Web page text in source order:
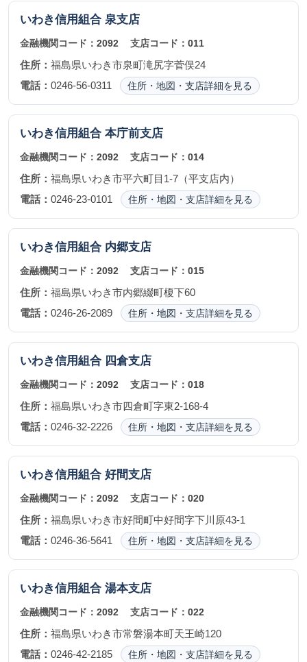
いわき信用組合 泉支店
金融機関コード： 2092 支店コード：011
住所： 福島県いわき市泉町滝尻字菅俣24
電話： 0246-56-0311 住所・地図・支店詳細を見る
いわき信用組合 本庁前支店
金融機関コード： 2092 支店コード：014
住所： 福島県いわき市平六町目1-7（平支店内）
電話： 0246-23-0101 住所・地図・支店詳細を見る
いわき信用組合 内郷支店
金融機関コード： 2092 支店コード：015
住所： 福島県いわき市内郷綴町榎下60
電話： 0246-26-2089 住所・地図・支店詳細を見る
いわき信用組合 四倉支店
金融機関コード： 2092 支店コード：018
住所： 福島県いわき市四倉町字東2-168-4
電話： 0246-32-2226 住所・地図・支店詳細を見る
いわき信用組合 好間支店
金融機関コード： 2092 支店コード：020
住所： 福島県いわき市好間町中好間字下川原43-1
電話： 0246-36-5641 住所・地図・支店詳細を見る
いわき信用組合 湯本支店
金融機関コード： 2092 支店コード：022
住所： 福島県いわき市常磐湯本町天王崎120
電話： 0246-42-2185 住所・地図・支店詳細を見る